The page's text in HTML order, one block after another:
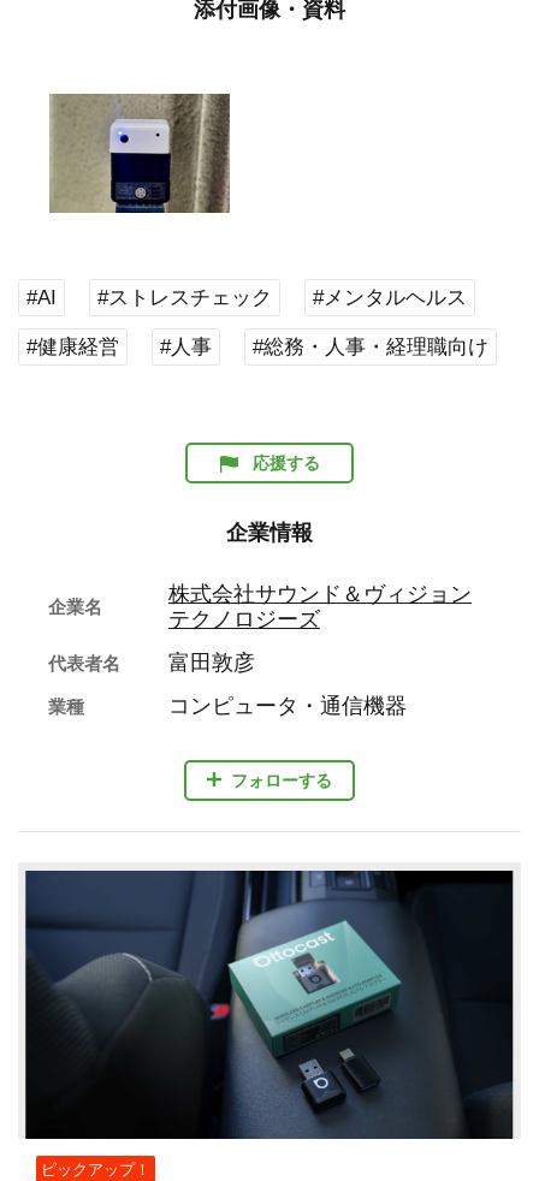
添付画像・資料
#AI #ストレスチェック #メンタルヘルス
#健康経営 #人事 #総務・人事・経理職向け
応援する
企業情報
フォローする
企業名
株式会社サウンド＆ヴィジョン
テクノロジーズ
代表者名 富田敦彦
業種 コンピュータ・通信機器
ピックアップ！